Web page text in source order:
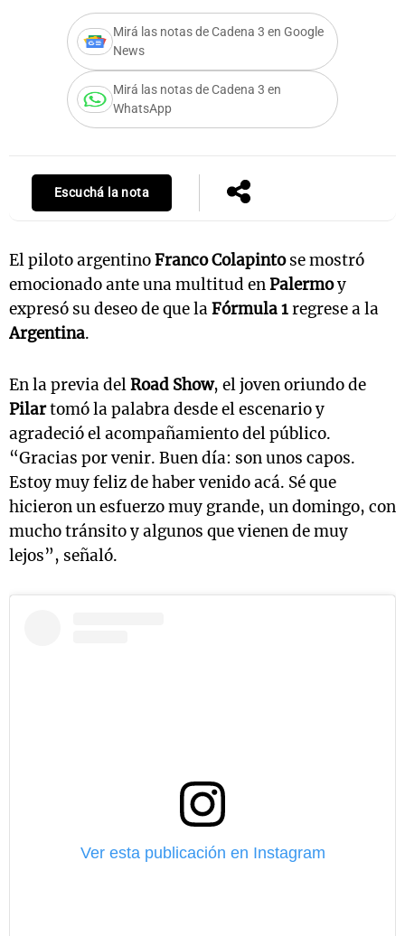
Mirá las notas de Cadena 3 en Google
News
Mirá las notas de Cadena 3 en
WhatsApp
Escuchá la nota
El piloto argentinoFranco Colapintose mostró
emocionado ante una multitud enPalermoy
expresó su deseo de que laFórmula 1regrese a la
Argentina.
En la previa delRoad Show, el joven oriundo de
Pilartomó la palabra desde el escenario y
agradeció el acompañamiento del público.
“Gracias por venir. Buen día: son unos capos.
Estoy muy feliz de haber venido acá. Sé que
hicieron un esfuerzo muy grande, un domingo, con
mucho tránsito y algunos que vienen de muy
lejos”, señaló.
Ver esta publicación en Instagram